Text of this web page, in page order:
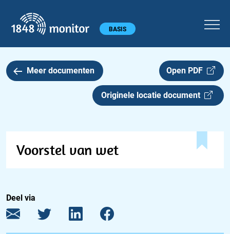
Hoofdmenu BASIS
Meer documenten Open PDF
Originele locatie document
Voorstel van wet
Deel via